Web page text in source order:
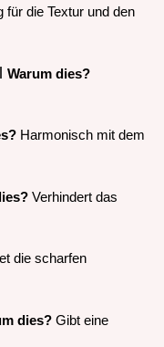
für die Textur und den
Warum dies?
Harmonisch mit dem
Verhindert das
die scharfen
dies? Gibt eine